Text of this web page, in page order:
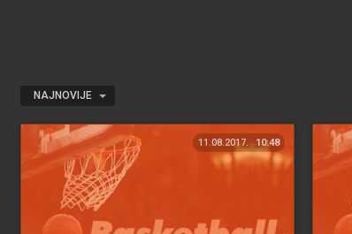
NAJNOVIJE
11.08.2017. 10:48